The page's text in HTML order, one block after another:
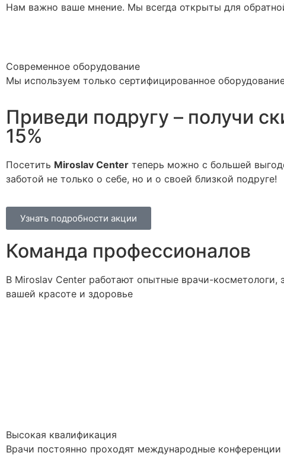
Нам важно ваше мнение. Мы всегда открыты для
Современное оборудование
Мы используем только сертифицированное
Приведи подругу – получи
15%
Посетить Miroslav Сenter теперь можно с большей
заботой не только о себе, но и о своей близкой подруге!
Узнать подробности акции
Команда профессионалов
В Miroslav Сenter работают опытные врачи-
вашей красоте и здоровье
Высокая квалификация
Врачи постоянно проходят международные